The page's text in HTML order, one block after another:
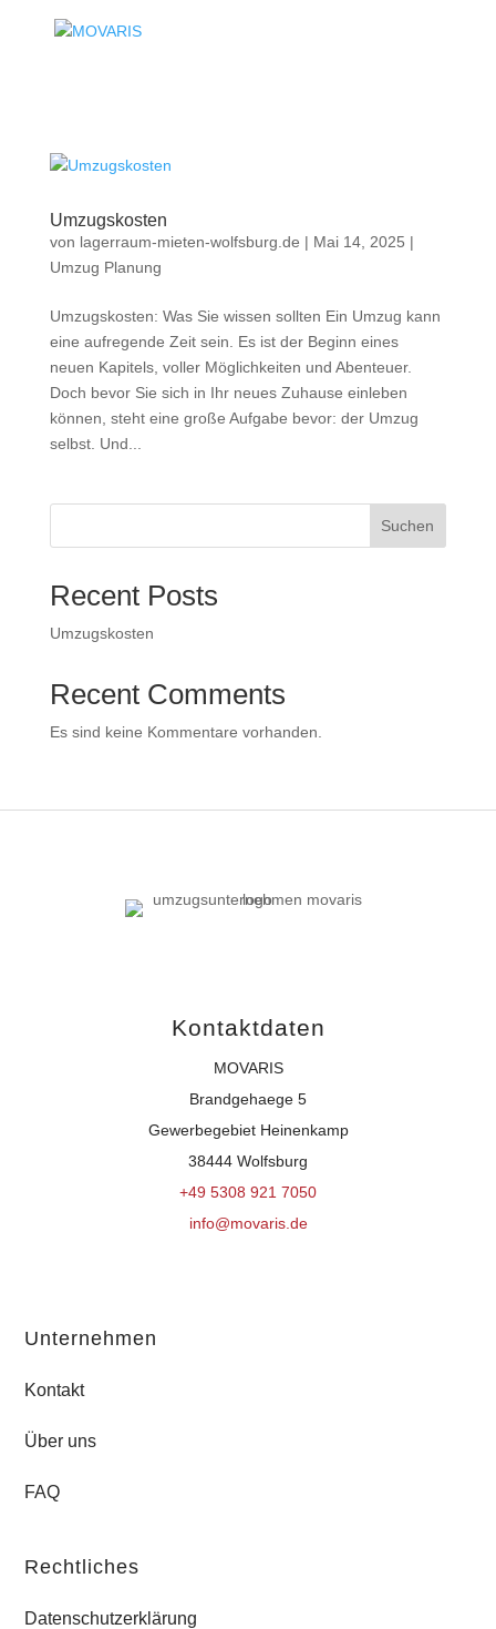
Umzugskosten
von lagerraum-mieten-wolfsburg.de | Mai 14, 2025 |
Umzug Planung
Umzugskosten: Was Sie wissen sollten Ein Umzug kann
eine aufregende Zeit sein. Es ist der Beginn eines
neuen Kapitels, voller Möglichkeiten und Abenteuer.
Doch bevor Sie sich in Ihr neues Zuhause einleben
können, steht eine große Aufgabe bevor: der Umzug
selbst. Und...
Suchen
Recent Posts
Umzugskosten
Recent Comments
Es sind keine Kommentare vorhanden.
Kontaktdaten
MOVARIS
Brandgehaege 5
Gewerbegebiet Heinenkamp
38444 Wolfsburg
+49 5308 921 7050
info@movaris.de
Unternehmen
Kontakt
Über uns
FAQ
Rechtliches
Datenschutzerklärung